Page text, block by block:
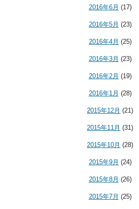
2016年6月 (17)
2016年5月 (23)
2016年4月 (25)
2016年3月 (23)
2016年2月 (19)
2016年1月 (28)
2015年12月 (21)
2015年11月 (31)
2015年10月 (28)
2015年9月 (24)
2015年8月 (26)
2015年7月 (25)